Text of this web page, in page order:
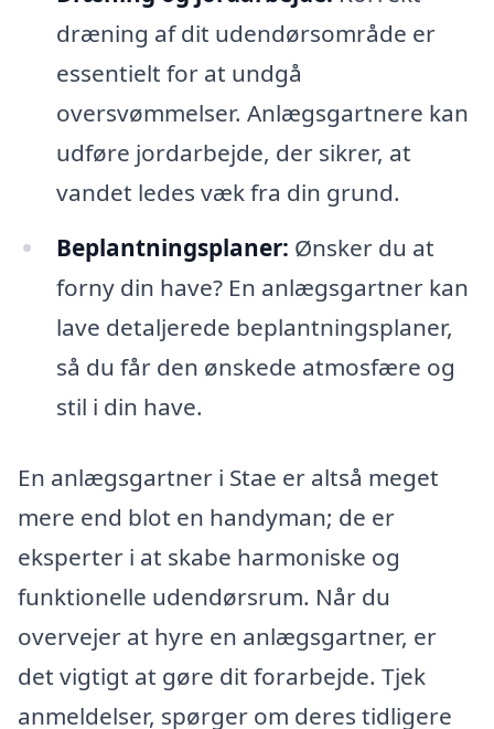
dræning af dit udendørsområde er
essentielt for at undgå
oversvømmelser. Anlægsgartnere kan
udføre jordarbejde, der sikrer, at
vandet ledes væk fra din grund.
Beplantningsplaner: Ønsker du at
forny din have? En anlægsgartner kan
lave detaljerede beplantningsplaner,
så du får den ønskede atmosfære og
stil i din have.
En anlægsgartner i Stae er altså meget
mere end blot en handyman; de er
eksperter i at skabe harmoniske og
funktionelle udendørsrum. Når du
overvejer at hyre en anlægsgartner, er
det vigtigt at gøre dit forarbejde. Tjek
anmeldelser, spørger om deres tidligere